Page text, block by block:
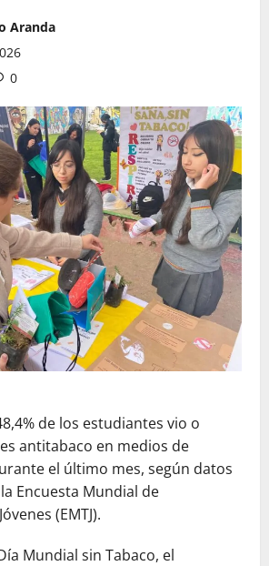
Aranda
0
de los estudiantes vio o
antitabaco en medios de
el último mes, según datos
Encuesta Mundial de
(EMTJ).
Mundial sin Tabaco, el